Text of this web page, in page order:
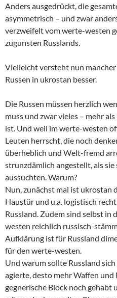
Anders ausgedrückt, die
asymmetrisch – und zwar
verzweifelt vom werte-westen
zugunsten Russlands.
Vielleicht versteht nun
Russen in ukrostan besser.
Die Russen müssen herzlich
muss und zwar vieles – mehr
ist. Und weil im werte-westen
Leuten herrscht, die noch
überheblich und Welt-fremd
strunzdämlich angestellt, als
aussuchten. Warum?
Nun, zunächst mal ist ukrostan
Haustür und u.a. logistisch
Russland. Zudem sind selbst in
westen reichlich russisch-
Aufklärung ist für Russland
für den werte-westen.
Und warum sollte Russland
agierte, desto mehr Waffen
gegnerische Block noch gehabt